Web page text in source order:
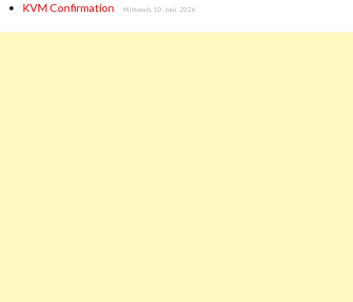
KVM Confirmation Mittwoch, 10. Juni. 2026